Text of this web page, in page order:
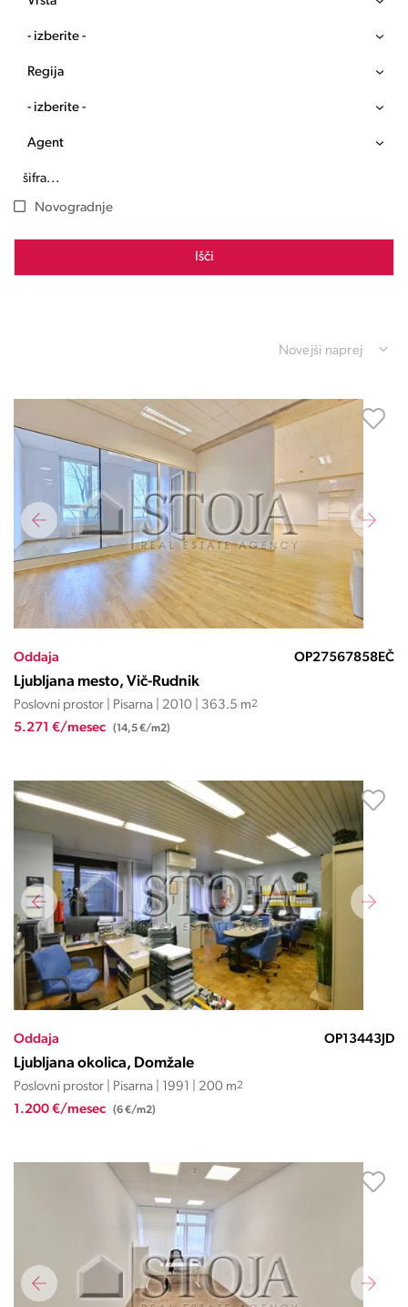
- izberite -
Regija
- izberite -
Agent
Novogradnje
Išči
Novejši naprej
Oddaja OP27567858EČ
Ljubljana mesto, Vič-Rudnik
Poslovni prostor | Pisarna | 2010 | 363.5 m2
5.271 €/mesec (14,5 €/m2)
Oddaja OP13443JD
Ljubljana okolica, Domžale
Poslovni prostor | Pisarna | 1991 | 200 m2
1.200 €/mesec (6 €/m2)